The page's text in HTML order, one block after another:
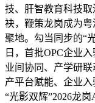
技、肝智教育科技
袂，鞭策龙岗成为
聚地。勾当同步的“
日，首批OPC企业
业间协同、产学研
产平台赋能、企业入
“光影双辉”2026龙